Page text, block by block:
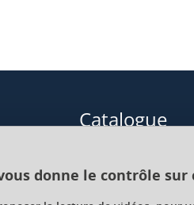
donne le contrôle
Catalogue